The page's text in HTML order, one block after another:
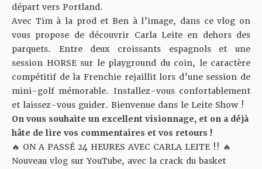
départ vers Portland.
Avec Tim à la prod et Ben à l’image, dans ce vlog on
vous propose de découvrir Carla Leite en dehors des
parquets. Entre deux croissants espagnols et une
session HORSE sur le playground du coin, le caractère
compétitif de la Frenchie rejaillit lors d’une session de
mini-golf mémorable. Installez-vous confortablement
et laissez-vous guider. Bienvenue dans le Leite Show !
On vous souhaite un excellent visionnage, et on a déjà
hâte de lire vos commentaires et vos retours !
🔥 ON A PASSÉ 24 HEURES AVEC CARLA LEITE !! 🔥
Nouveau vlog sur YouTube, avec la crack du basket